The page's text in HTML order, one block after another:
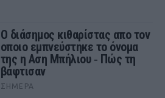
Ο διάσημος κιθαρίστας απο τον
οποιο εμπνεύστηκε το όνομα
της η Αση Μπήλιου ‑ Πώς τη
βάφτισαν
ΣΉΜΕΡΑ